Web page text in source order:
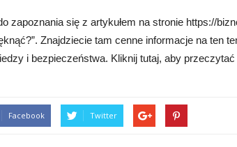
zapoznania się z artykułem na stronie https://
Znajdziecie tam cenne informacje na ten
i bezpieczeństwa. Kliknij tutaj, aby przeczytać
Facebook Twitter